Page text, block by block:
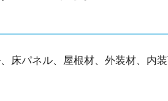
床パネル、屋根材、外装材、内